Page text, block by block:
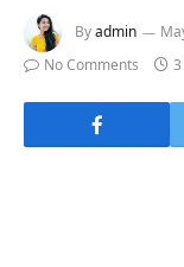
Byadmin
No Comments